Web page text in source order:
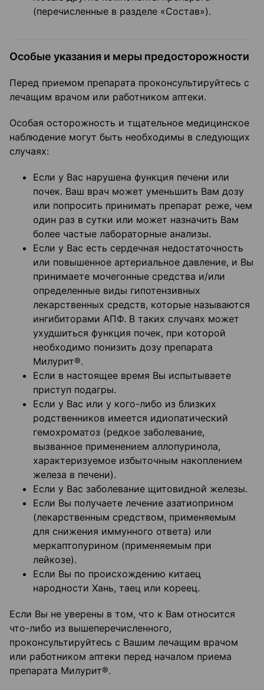
(перечисленные в разделе «Состав»).
Особые указания и меры предосторожности
Перед приемом препарата проконсультируйтесь с
лечащим врачом или работником аптеки.
Особая осторожность и тщательное медицинское
наблюдение могут быть необходимы в следующих
случаях:
Если у Вас нарушена функция печени или
почек. Ваш врач может уменьшить Вам дозу
или попросить принимать препарат реже, чем
один раз в сутки или может назначить Вам
более частые лабораторные анализы.
Если у Вас есть сердечная недостаточность
или повышенное артериальное давление, и Вы
принимаете мочегонные средства и/или
определенные виды гипотензивных
лекарственных средств, которые называются
ингибиторами АПФ. В таких случаях может
ухудшиться функция почек, при которой
необходимо понизить дозу препарата
Милурит®.
Если в настоящее время Вы испытываете
приступ подагры.
Если у Вас или у кого-либо из близких
родственников имеется идиопатический
гемохроматоз (редкое заболевание,
вызванное применением аллопуринола,
характеризуемое избыточным накоплением
железа в печени).
Если у Вас заболевание щитовидной железы.
Если Вы получаете лечение азатиоприном
(лекарственным средством, применяемым
для снижения иммунного ответа) или
меркаптопурином (применяемым при
лейкозе).
Если Вы по происхождению китаец
народности Хань, таец или кореец.
Если Вы не уверены в том, что к Вам относится
что-либо из вышеперечисленного,
проконсультируйтесь с Вашим лечащим врачом
или работником аптеки перед началом приема
препарата Милурит®.